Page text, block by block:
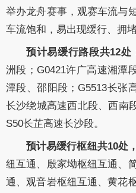
举办龙舟赛事，观赛车流与
车流饱和，易出现缓行、拥堵
预计易缓行路段共12处
洲段；G0421许广高速湘潭
潭段、邵阳段；G5513长张
长沙绕城高速西北段、西南
S50长芷高速长沙段。
预计易缓行枢纽共10处
纽互通 、 殷家坳枢纽互通 、
通 、 观音岩枢纽互通 、黄花